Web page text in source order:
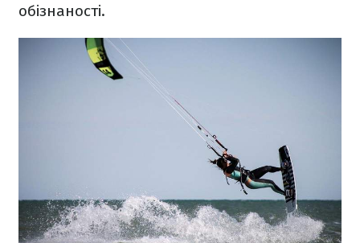
обізнаності.